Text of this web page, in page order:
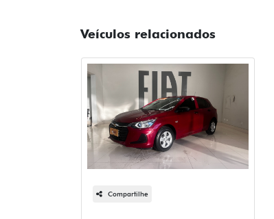
Veículos relacionados
Compartilhe